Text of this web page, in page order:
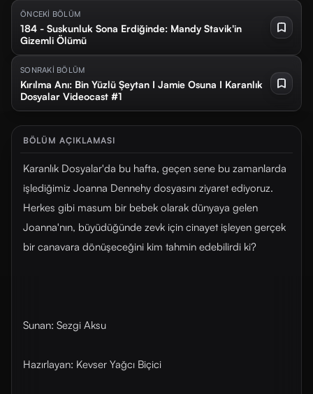
ÖNCEKİ BÖLÜM
184 - Suskunluk Sona Erdiğinde: Mandy Stavik'in
Gizemli Ölümü
SONRAKİ BÖLÜM
Kırılma Anı: Bin Yüzlü Şeytan I Jamie Osuna I Karanlık
Dosyalar Videocast #1
BÖLÜM AÇIKLAMASI
Karanlık Dosyalar'da bu hafta, geçen sene bu zamanlarda
işlediğimiz Joanna Dennehy dosyasını ziyaret ediyoruz.
Herkes gibi masum bir bebek olarak dünyaya gelen
Joanna'nın, büyüdüğünde zevk için cinayet işleyen gerçek
bir canavara dönüşeceğini kim tahmin edebilirdi ki?
Sunan: Sezgi Aksu
Hazırlayan: Kevser Yağcı Biçici